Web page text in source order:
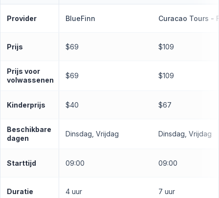
Provider BlueFinn Curacao Tours -
Prijs $69 $109
Prijs voor
volwassenen
$69 $109
Kinderprijs $40 $67
Beschikbare
dagen
Dinsdag, Vrijdag Dinsdag, Vrijdag
Starttijd 09:00 09:00
Duratie 4 uur 7 uur